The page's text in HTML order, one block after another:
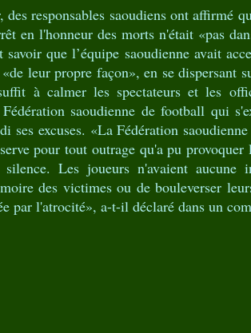
des responsables saoudiens ont affirmé
en l'honneur des morts n'était «pas
que l’équipe saoudienne avait
leur propre façon», en se dispersant
à calmer les spectateurs et les
saoudienne de football qui
ses excuses. «La Fédération
pour tout outrage qu'a pu
Les joueurs n'avaient aucune
des victimes ou de bouleverser
par l'atrocité», a-t-il déclaré dans un